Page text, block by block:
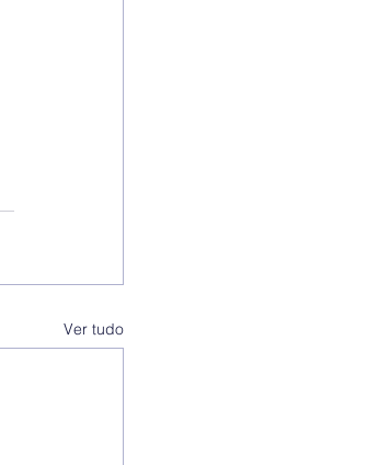
Ver tudo